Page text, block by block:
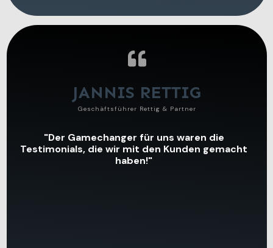
JANNIS RETTIG
Geschäftsführer Rettig & Partner
"Der Gamechanger für uns waren die
Testimonials, die wir mit den Kunden gemacht
haben!"